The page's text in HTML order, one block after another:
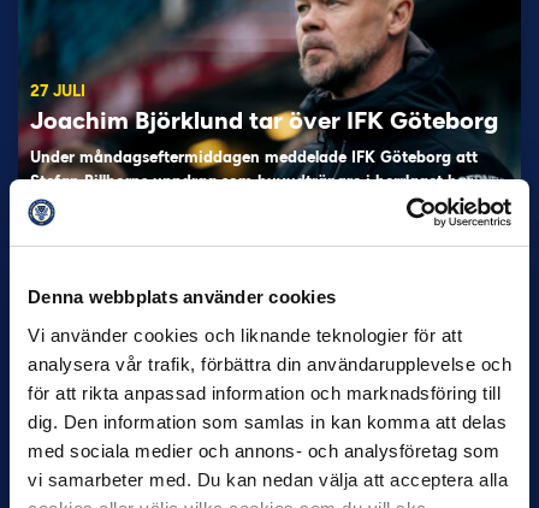
Denna webbplats använder cookies
Vi använder cookies och liknande teknologier för att
analysera vår trafik, förbättra din användarupplevelse och
för att rikta anpassad information och marknadsföring till
dig. Den information som samlas in kan komma att delas
med sociala medier och annons- och analysföretag som
vi samarbeter med. Du kan nedan välja att acceptera alla
27 JULI
Joachim Björklund tar över IFK Göteborg
Under måndagseftermiddagen meddelade IFK Göteborg att
Stefan Billborns uppdrag som huvudtränare i herrlaget har
avslutats.…
30 JUNI
Helstrup ny tränare i Malmö FF